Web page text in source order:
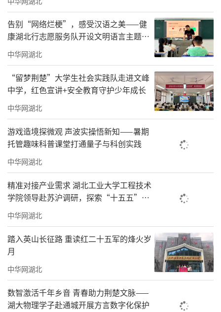
告别“网络烂梗”，感受汉语之美——健
康湖北行志愿服务队开设文明语言主题课
堂
中华网湖北
“留梦荆楚”大学生社会实践队走进文峰
中学，红色宣讲+安全教育守护少年成长
中华网湖北
游戏造境探微观 声波实操悟新知——暑期
托管趣味科普课堂打通量子与科创实践
中华网湖北
精准对接产业需求 湖北工业大学工程技术
学院领导赴苏沪调研，探索“十五五”人
才培养新路径
中华网湖北
踏入英山长征路 重读红二十五军的烽火岁
月
中华网湖北
数智激活千年乡音 青春助力荆楚文脉——
湖大物理学子赴通城开展方言数字化保护